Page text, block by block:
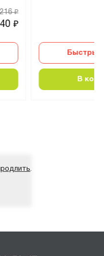
₽
₽
Быстрый
В
.